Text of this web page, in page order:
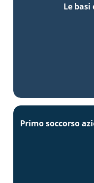
Le basi
Primo soccorso